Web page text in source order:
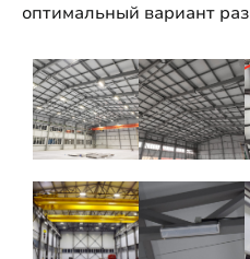
оптимальный вариант